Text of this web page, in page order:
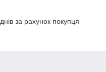
за рахунок покупця